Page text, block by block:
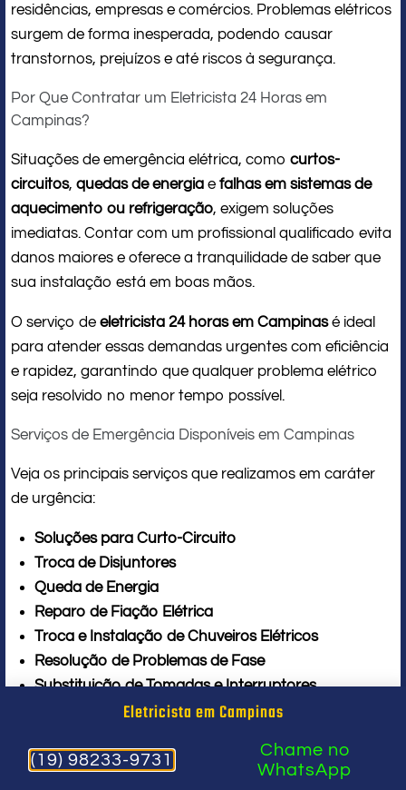
residências, empresas e comércios. Problemas elétricos
surgem de forma inesperada, podendo causar
transtornos, prejuízos e até riscos à segurança.
Por Que Contratar um Eletricista 24 Horas em
Campinas?
Situações de emergência elétrica, como curtos-
circuitos, quedas de energia e falhas em sistemas de
aquecimento ou refrigeração, exigem soluções
imediatas. Contar com um profissional qualificado evita
danos maiores e oferece a tranquilidade de saber que
sua instalação está em boas mãos.
O serviço de eletricista 24 horas em Campinasé ideal
para atender essas demandas urgentes com eficiência
e rapidez, garantindo que qualquer problema elétrico
seja resolvido no menor tempo possível.
Serviços de Emergência Disponíveis em Campinas
Veja os principais serviços que realizamos em caráter
de urgência:
Soluções para Curto-Circuito
Troca de Disjuntores
Queda de Energia
Reparo de Fiação Elétrica
Troca e Instalação de Chuveiros Elétricos
Resolução de Problemas de Fase
Substituição de Tomadas e Interruptores
Reparo de Quadros de Distribuição
de Teto
Eletricista em Campinas
(19) 98233-9731
Chame no
WhatsApp